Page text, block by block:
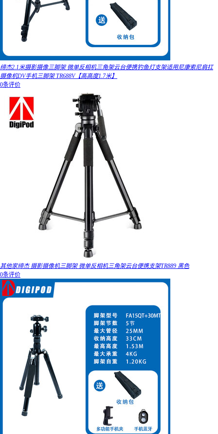
缔杰2.1米摄影摄像三脚架 微单反相机三角架云台便携钓鱼灯支架适用尼康索尼肩扛
摄像机DV手机三脚架 TR688V【高高度1.7米】
0条评价
其他家缔杰 摄影摄像机三脚架 微单反相机三角架云台便携支架TR889 黑色
0条评价